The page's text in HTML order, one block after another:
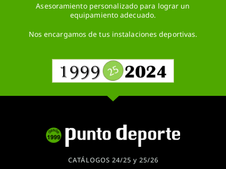
Asesoramiento personalizado para lograr un
equipamiento adecuado.
Nos encargamos de tus instalaciones deportivas.
CATÁLOGOS 24/25 y 25/26